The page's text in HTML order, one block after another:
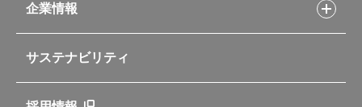
自転車専用ボトル
アパレル小物
新製品一覧
イージースモーカーレシピ
レシピ本のご紹介
交換用部品の購入方法
部品の種類や販売状況を調べる
よくあるご質問・お問い合わせ
企業情報
企業理念
会社概要
ニュース
サステナビリティ